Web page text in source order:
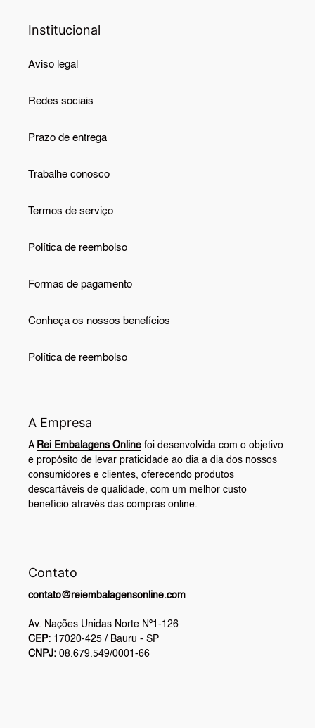
Institucional
Aviso legal
Redes sociais
Prazo de entrega
Trabalhe conosco
Termos de serviço
Política de reembolso
Formas de pagamento
Conheça os nossos benefícios
Política de reembolso
A Empresa
A Rei Embalagens Online foi desenvolvida com o objetivo
e propósito de levar praticidade ao dia a dia dos nossos
consumidores e clientes, oferecendo produtos
descartáveis de qualidade, com um melhor custo
benefício através das compras online.
Contato
contato@reiembalagensonline.com
Av. Nações Unidas Norte Nº1-126
CEP: 17020-425 / Bauru - SP
CNPJ: 08.679.549/0001-66